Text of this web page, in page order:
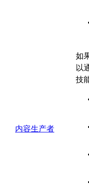
内容生产者
如
以
技